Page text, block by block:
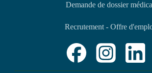
Demande de dossier
Recrutement - Offre